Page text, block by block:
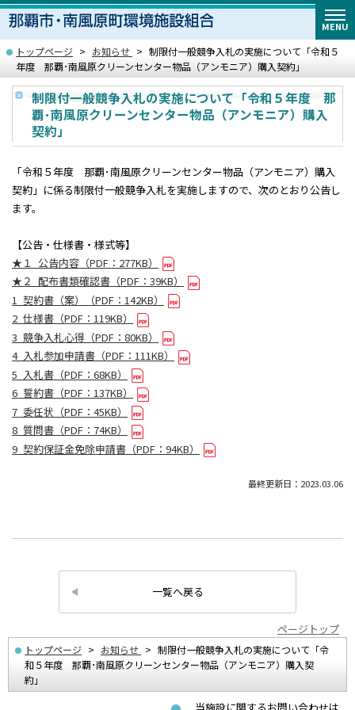
MENU
トップページ お知らせ
制限付一般競争入札の実施について「令和５
年度 那覇･南風原クリーンセンター物品（アンモニア）購入契約」
制限付一般競争入札の実施について「令和５年度 那
覇･南風原クリーンセンター物品（アンモニア）購入
契約」
「令和５年度 那覇･南風原クリーンセンター物品（アンモニア）購入
契約」に係る制限付一般競争入札を実施しますので、次のとおり公告し
ます。
【公告・仕様書・様式等】
★１_公告内容（PDF：277KB）
★２_配布書類確認書（PDF：39KB）
1_契約書（案）（PDF：142KB）
2_仕様書（PDF：119KB）
3_競争入札心得（PDF：80KB）
4_入札参加申請書（PDF：111KB）
5_入札書（PDF：68KB）
6_誓約書（PDF：137KB）
7_委任状（PDF：45KB）
8_質問書（PDF：74KB）
9_契約保証金免除申請書（PDF：94KB）
最終更新日：2023.03.06
一覧へ戻る
ページトップ
トップページ お知らせ
制限付一般競争入札の実施について「令
和５年度 那覇･南風原クリーンセンター物品（アンモニア）購入契
約」